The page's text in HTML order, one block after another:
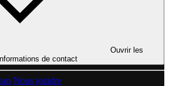
Ouvrir les
de contact
Nous joindre